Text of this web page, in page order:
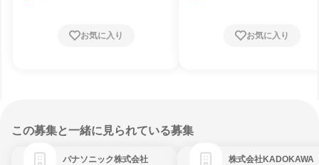
お気に入り お気に入り
この募集と一緒に見られている募集
パナソニック株式会社 株式会社KADOKAWA